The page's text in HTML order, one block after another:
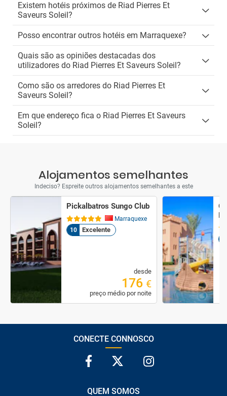
Existem hotéis próximos de Riad Pierres Et
Saveurs Soleil?
Posso encontrar outros hotéis em Marraquexe?
Quais são as opiniões destacadas dos
utilizadores do Riad Pierres Et Saveurs Soleil?
Como são os arredores do Riad Pierres Et
Saveurs Soleil?
Em que endereço fica o Riad Pierres Et Saveurs
Soleil?
Alojamentos semelhantes
Indeciso? Espreite outros alojamentos semelhantes a este
Pickalbatros Sungo Club
Marraquexe
10
Excelente
desde
176 €
preço médio por noite
CONECTE CONNOSCO
QUEM SOMOS